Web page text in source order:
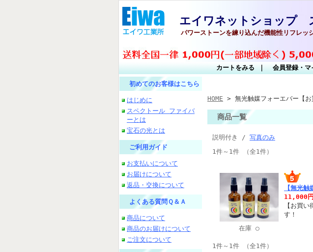
エイワネットショップ
パワーストーンを練り込んだ機能性リフレッ
カートをみる 会員登録・マ
初めてのお客様はこちら
はじめに
スペクトール ファイバ
ーとは
宝石の光とは
ご利用ガイド
お支払いについて
お届けについて
返品・交換について
よくある質問Ｑ＆Ａ
商品について
商品のお届けについて
ご注文について
HOME > 無光触媒フォーエバー【お
商品一覧
説明付き / 写真のみ
1件～1件 （全1件）
在庫 ○
【無光
11,000円
【お買
す！
1件～1件 （全1件）